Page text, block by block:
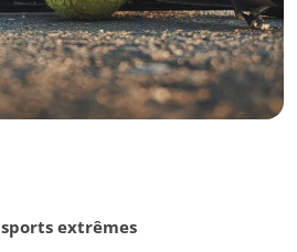
sports extrêmes